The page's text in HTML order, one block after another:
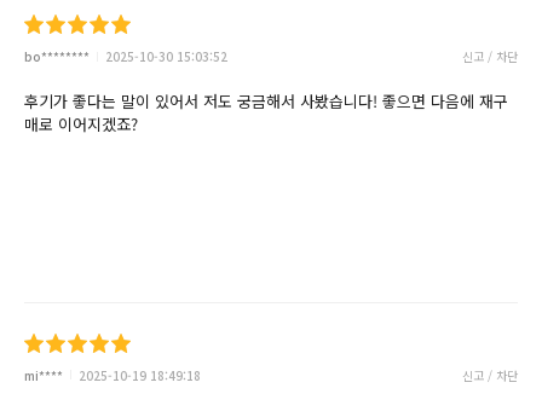
bo******** 2025-10-30 15:03:52 신고 / 차단
후기가 좋다는 말이 있어서 저도 궁금해서 사봤습니다! 좋으면 다음에 재구
매로 이어지겠죠?
mi**** 2025-10-19 18:49:18 신고 / 차단